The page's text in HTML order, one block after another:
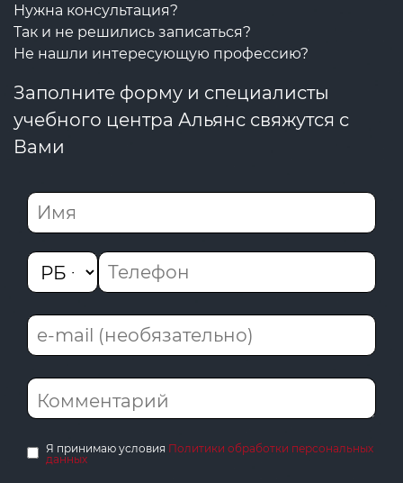
Нужна консультация?
Так и не решились записаться?
Не нашли интересующую профессию?
Заполните форму и специалисты
учебного центра Альянс свяжутся с
Вами
Я принимаю условия Политики обработки персональных
данных